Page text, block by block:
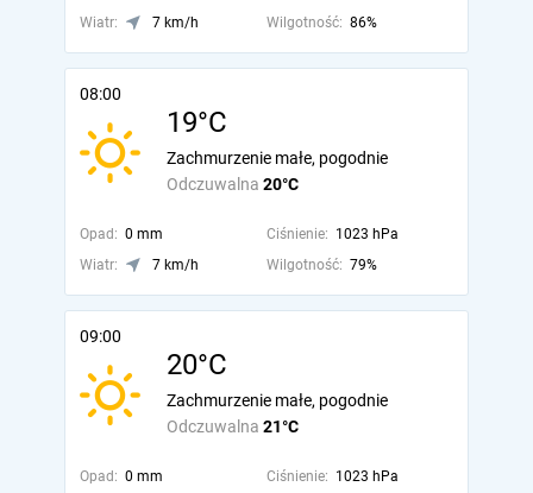
Wiatr: 7 km/h Wilgotność: 86%
08:00
19°C
Odczuwalna 20°C
Zachmurzenie małe, pogodnie
Opad: 0 mm Ciśnienie: 1023 hPa
Wiatr:
7 km/h Wilgotność: 79%
09:00
20°C
Odczuwalna 21°C
Zachmurzenie małe, pogodnie
Opad: 0 mm Ciśnienie: 1023 hPa